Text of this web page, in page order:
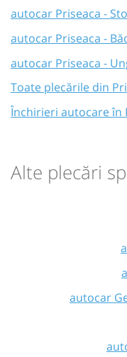
autocar Priseaca -
autocar Priseaca -
autocar Priseaca -
Toate plecările din
Închirieri autocare în
Alte plecări
autocar